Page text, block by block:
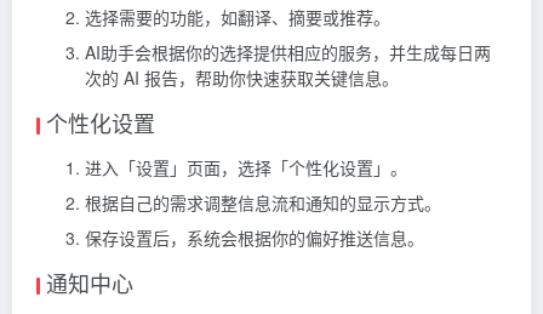
选择需要的功能，如翻译、摘要或推荐。
AI助手会根据你的选择提供相应的服务，并生成每日两
次的 AI 报告，帮助你快速获取关键信息。
个性化设置
进入「设置」页面，选择「个性化设置」。
根据自己的需求调整信息流和通知的显示方式。
保存设置后，系统会根据你的偏好推送信息。
通知中心